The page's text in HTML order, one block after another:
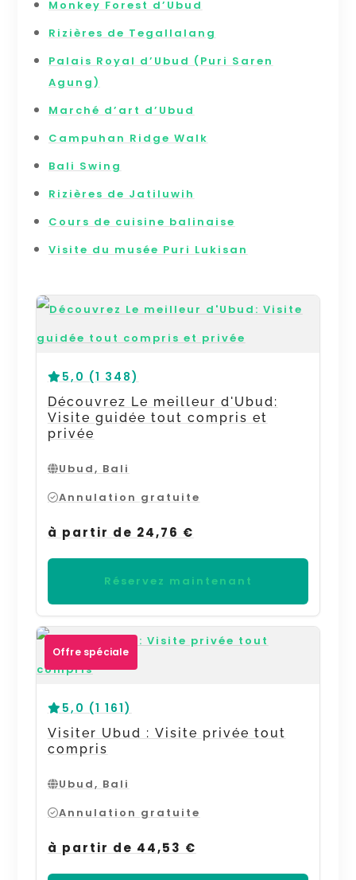
Monkey Forest d’Ubud
Rizières de Tegallalang
Palais Royal d’Ubud (Puri Saren
Agung)
Marché d’art d’Ubud
Campuhan Ridge Walk
Bali Swing
Rizières de Jatiluwih
Cours de cuisine balinaise
Visite du musée Puri Lukisan
5,0 (1 348)
Découvrez Le meilleur d'Ubud:
Visite guidée tout compris et
privée
Ubud, Bali
Annulation gratuite
à partir de 24,76 €
Réservez maintenant
Offre spéciale
5,0 (1 161)
Visiter Ubud : Visite privée tout
compris
Ubud, Bali
Annulation gratuite
à partir de 44,53 €